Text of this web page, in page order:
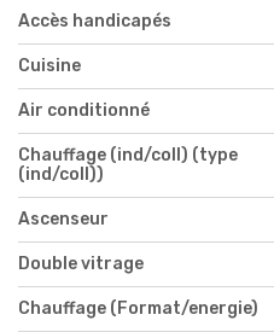
Accès handicapés
Cuisine
Air conditionné
Chauffage (ind/coll) (type
(ind/coll))
Ascenseur
Double vitrage
Chauffage (Format/energie)